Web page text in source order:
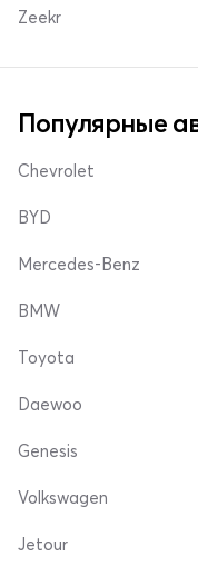
Zeekr
Популярные
Chevrolet
BYD
Mercedes-Benz
BMW
Toyota
Daewoo
Genesis
Volkswagen
Jetour